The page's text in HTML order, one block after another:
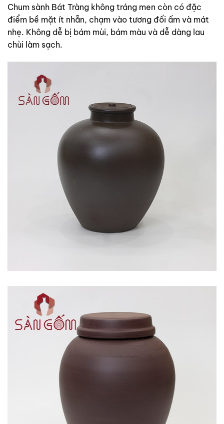
Chum sành Bát Tràng không tráng men còn có đặc
điểm bề mặt ít nhẵn, chạm vào tương đối ấm và mát
nhẹ. Không dễ bị bám mùi, bám màu và dễ dàng lau
chùi làm sạch.